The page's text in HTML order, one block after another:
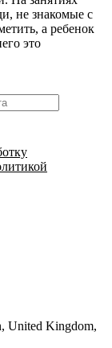
не знакомые с
а ребенок
это
United Kingdom,